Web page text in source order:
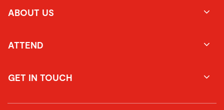
ABOUT US
ATTEND
GET IN TOUCH